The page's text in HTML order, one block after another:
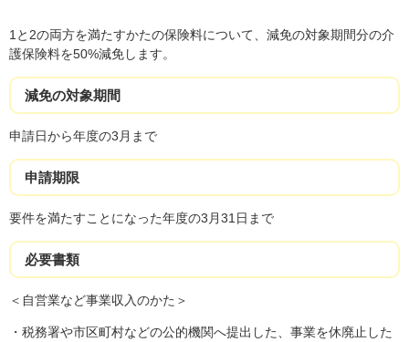
1と2の両方を満たすかたの保険料について、減免の対象期間分の介
護保険料を50%減免します。
減免の対象期間
申請日から年度の3月まで
申請期限
要件を満たすことになった年度の3月31日まで
必要書類
＜自営業など事業収入のかた＞
・税務署や市区町村などの公的機関へ提出した、事業を休廃止した